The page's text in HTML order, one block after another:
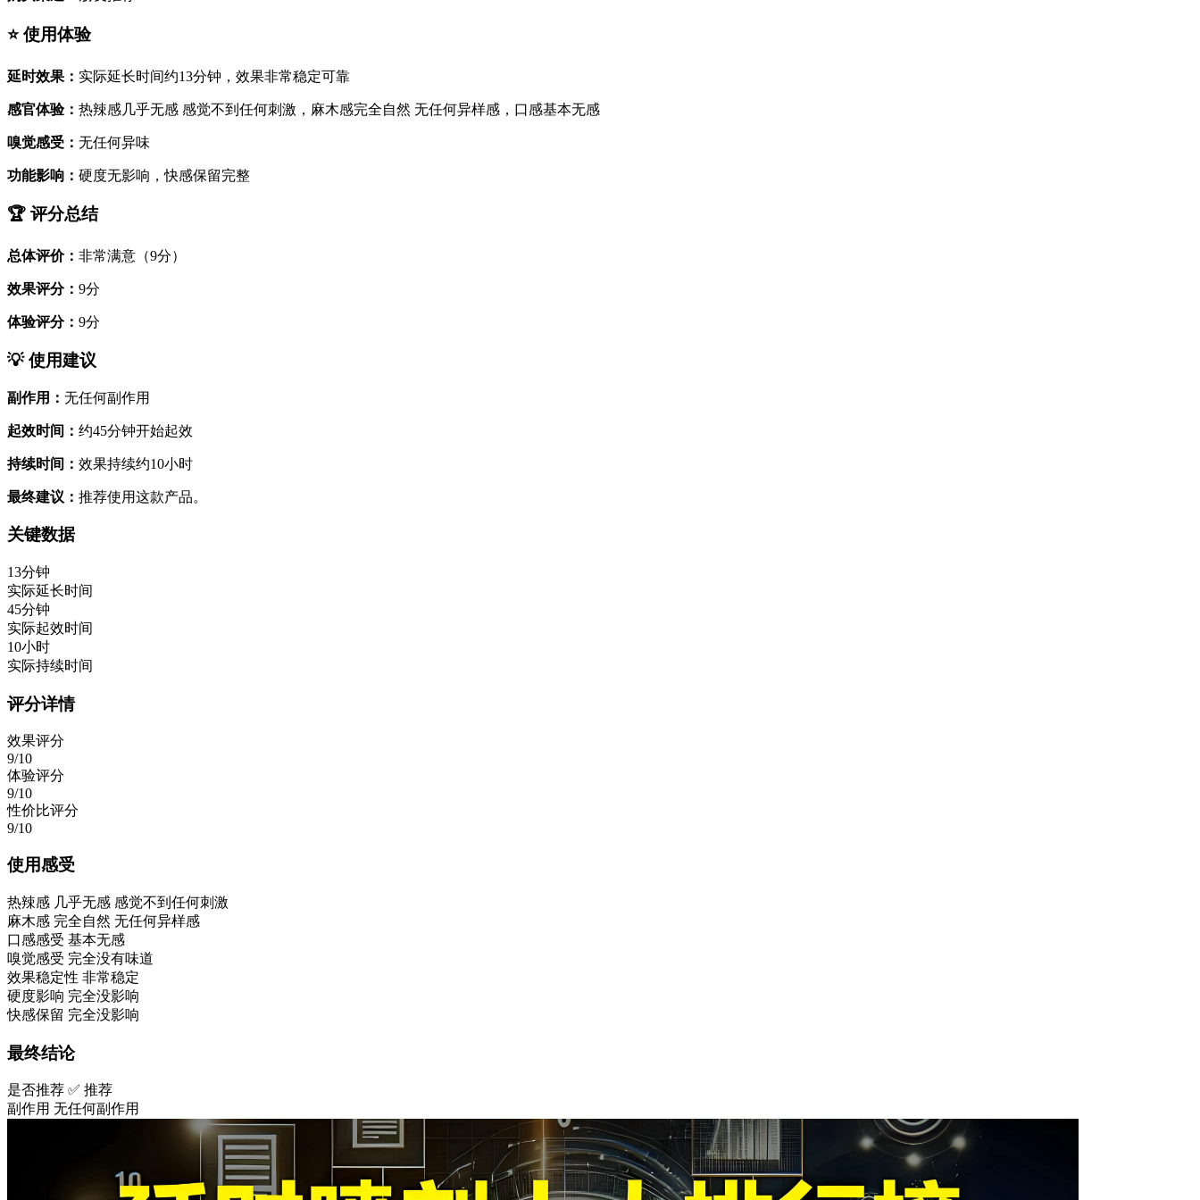
⭐ 使用体验
延时效果： 实际延长时间约13分钟，效果非常稳定可靠
感官体验： 热辣感几乎无感 感觉不到任何刺激，麻木感完全自然 无任何异样感，口感基本无感
嗅觉感受： 无任何异味
功能影响： 硬度无影响，快感保留完整
🏆 评分总结
总体评价： 非常满意（9分）
效果评分： 9分
体验评分： 9分
💡 使用建议
副作用： 无任何副作用
起效时间： 约45分钟开始起效
持续时间： 效果持续约10小时
最终建议： 推荐使用这款产品。
关键数据
13分钟
实际延长时间
45分钟
实际起效时间
10小时
实际持续时间
评分详情
效果评分
9/10
体验评分
9/10
性价比评分
9/10
使用感受
热辣感 几乎无感 感觉不到任何刺激
麻木感 完全自然 无任何异样感
口感感受 基本无感
嗅觉感受 完全没有味道
效果稳定性 非常稳定
硬度影响 完全没影响
快感保留 完全没影响
最终结论
是否推荐 ✅ 推荐
副作用 无任何副作用